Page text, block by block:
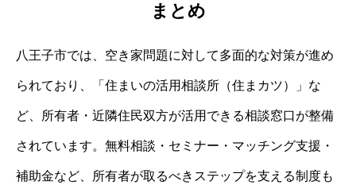
まとめ
八王子市では、空き家問題に対して多面的な対策が進め
られており、「住まいの活用相談所（住まカツ）」な
ど、所有者・近隣住民双方が活用できる相談窓口が整備
されています。無料相談・セミナー・マッチング支援・
補助金など、所有者が取るべきステップを支える制度も